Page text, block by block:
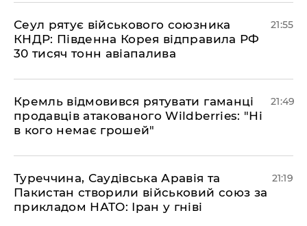
​Сеул рятує військового союзника
КНДР: Південна Корея відправила РФ
30 тисяч тонн авіапалива
21:55
​Кремль відмовився рятувати гаманці
продавців атакованого Wildberries: "Ні
в кого немає грошей"
21:49
​Туреччина, Саудівська Аравія та
Пакистан створили військовий союз за
прикладом НАТО: Іран у гніві
21:19